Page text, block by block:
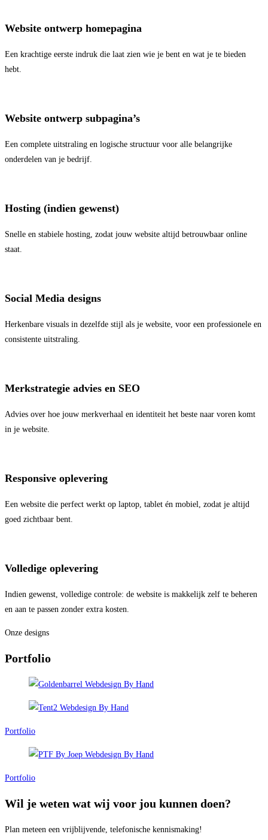
Website ontwerp homepagina
Een krachtige eerste indruk die laat zien wie je bent en wat je te bieden
hebt.
Website ontwerp subpagina’s
Een complete uitstraling en logische structuur voor alle belangrijke
onderdelen van je bedrijf.
Hosting (indien gewenst)
Snelle en stabiele hosting, zodat jouw website altijd betrouwbaar online
staat.
Social Media designs
Herkenbare visuals in dezelfde stijl als je website, voor een professionele en
consistente uitstraling.
Merkstrategie advies en SEO
Advies over hoe jouw merkverhaal en identiteit het beste naar voren komt
in je website.
Responsive oplevering
Een website die perfect werkt op laptop, tablet én mobiel, zodat je altijd
goed zichtbaar bent.
Volledige oplevering
Indien gewenst, volledige controle: de website is makkelijk zelf te beheren
en aan te passen zonder extra kosten.
Onze designs
Portfolio
Portfolio
Portfolio
Wil je weten wat wij voor jou kunnen doen?
Plan meteen een vrijblijvende, telefonische kennismaking!